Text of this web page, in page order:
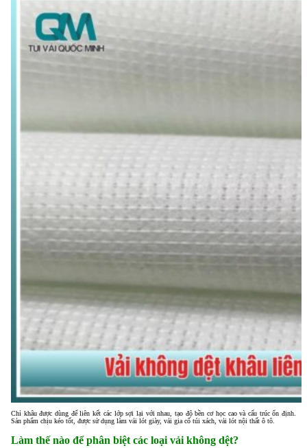
Chỉ khâu được dùng để liên kết các lớp sợi lại với nhau, tạo độ bền cơ học cao và cấu trúc ổn định.
Sản phẩm chịu kéo tốt, được sử dụng làm vải lót giày, vải gia cố túi xách, vải lót nội thất ô tô.
Làm thế nào để phân biệt các loại vải không dệt?